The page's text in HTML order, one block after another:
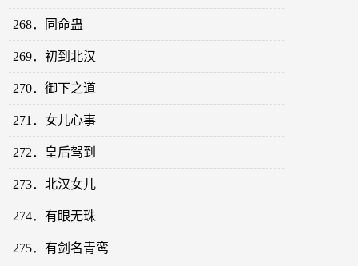
268．同命蛊
269．初到北汉
270．御下之道
271．女儿心事
272．皇后驾到
273．北汉女儿
274．有眼无珠
275．有剑名青鸾